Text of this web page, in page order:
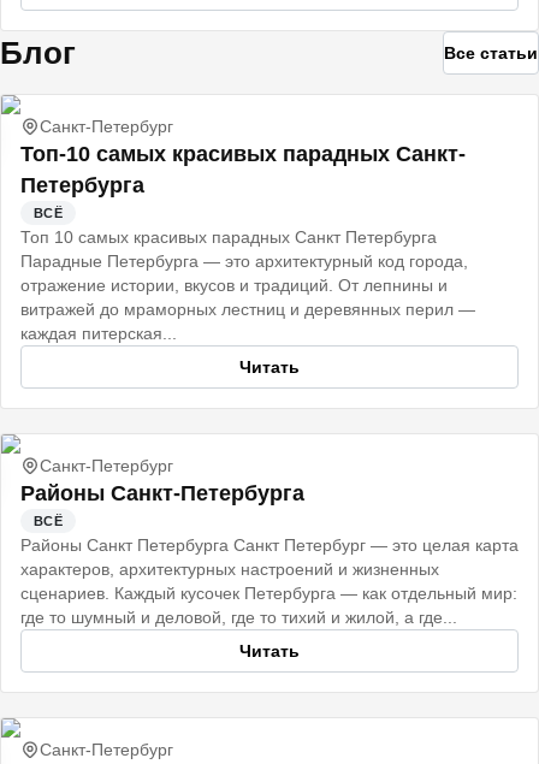
Блог Все статьи
Санкт-Петербург
Топ-10 самых красивых парадных Санкт-
Петербурга
ВСЁ
Топ 10 самых красивых парадных Санкт Петербурга
Парадные Петербурга — это архитектурный код города,
отражение истории, вкусов и традиций. От лепнины и
витражей до мраморных лестниц и деревянных перил —
каждая питерская...
Читать
Санкт-Петербург
Районы Санкт-Петербурга
ВСЁ
Районы Санкт Петербурга Санкт Петербург — это целая карта
характеров, архитектурных настроений и жизненных
сценариев. Каждый кусочек Петербурга — как отдельный мир:
где то шумный и деловой, где то тихий и жилой, а где...
Читать
Санкт-Петербург